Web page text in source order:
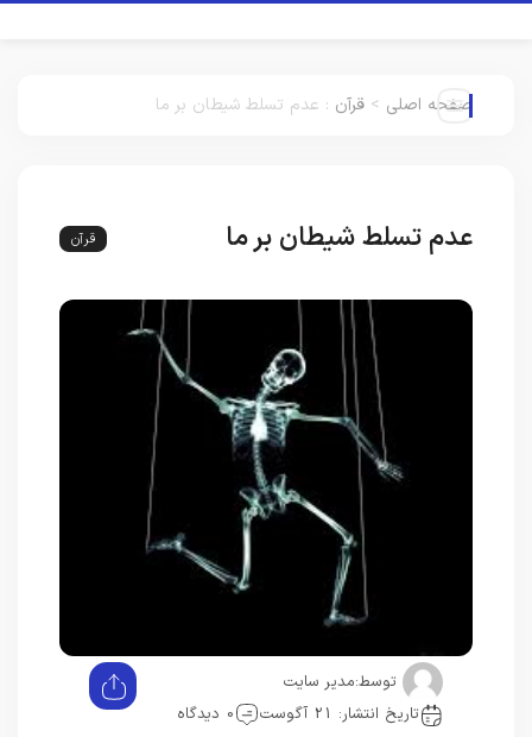
صفحه اصلی > قرآن : عدم تسلط شیطان بر ما
عدم تسلط شیطان بر ما قرآن
توسط:مدیر سایت
تاریخ انتشار: 21 آگوست
0 دیدگاه